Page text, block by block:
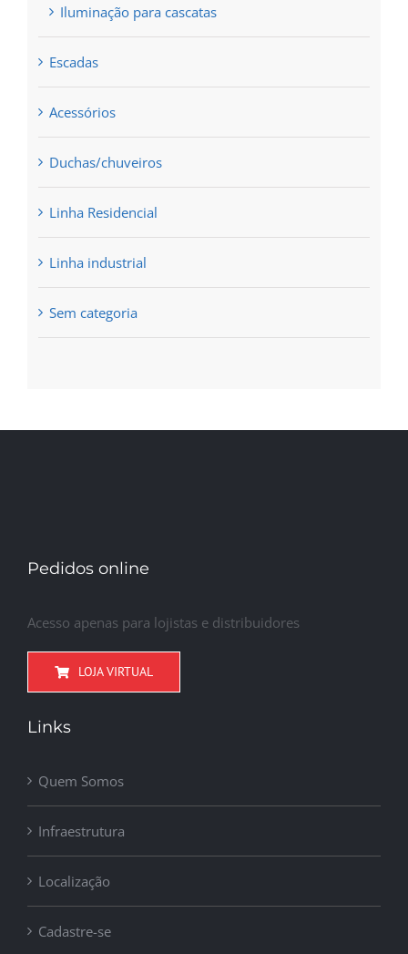
Iluminação para cascatas
Escadas
Acessórios
Duchas/chuveiros
Linha Residencial
Linha industrial
Sem categoria
Pedidos online
Acesso apenas para lojistas e distribuidores
LOJA VIRTUAL
Links
Quem Somos
Infraestrutura
Localização
Cadastre-se